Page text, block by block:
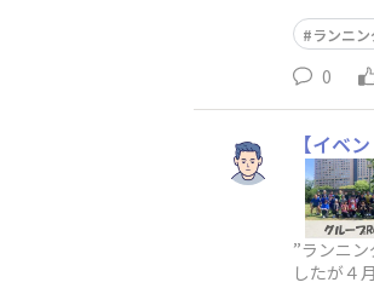
ランニ
0
【イベ
”ランニ
したが４